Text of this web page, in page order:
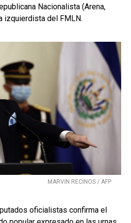
Nacionalista (Arena,
izquierdista del FMLN.
MARVIN RECINOS / AFP
oficialistas confirma el